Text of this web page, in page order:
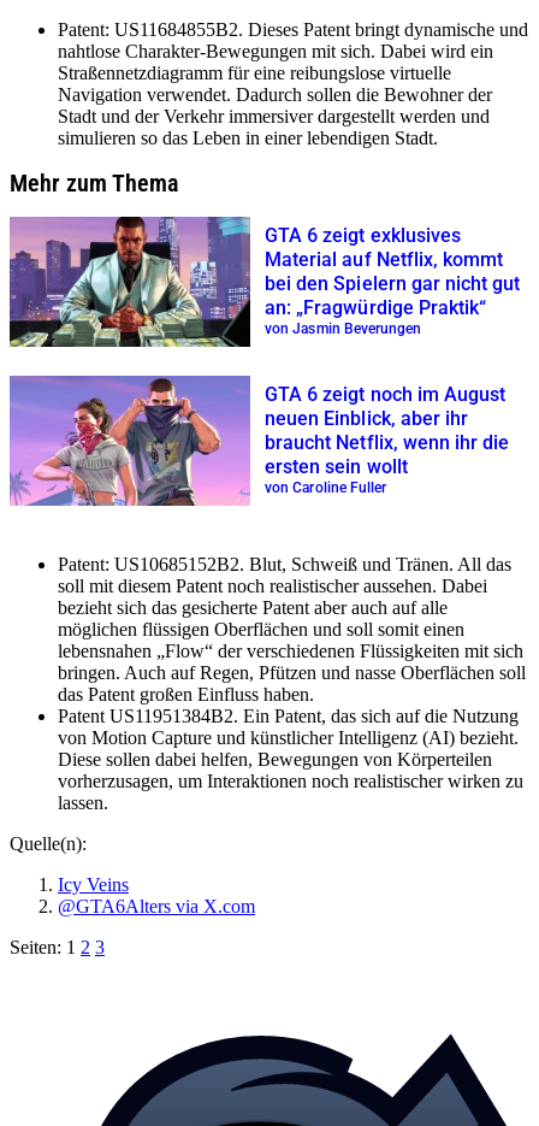
Patent: US11684855B2. Dieses Patent bringt dynamische und
nahtlose Charakter-Bewegungen mit sich. Dabei wird ein
Straßennetzdiagramm für eine reibungslose virtuelle
Navigation verwendet. Dadurch sollen die Bewohner der
Stadt und der Verkehr immersiver dargestellt werden und
simulieren so das Leben in einer lebendigen Stadt.
Mehr zum Thema
GTA 6 zeigt exklusives
Material auf Netflix, kommt
bei den Spielern gar nicht gut
an: „Fragwürdige Praktik“
von Jasmin Beverungen
GTA 6 zeigt noch im August
neuen Einblick, aber ihr
braucht Netflix, wenn ihr die
ersten sein wollt
von Caroline Fuller
Patent: US10685152B2. Blut, Schweiß und Tränen. All das
soll mit diesem Patent noch realistischer aussehen. Dabei
bezieht sich das gesicherte Patent aber auch auf alle
möglichen flüssigen Oberflächen und soll somit einen
lebensnahen „Flow“ der verschiedenen Flüssigkeiten mit sich
bringen. Auch auf Regen, Pfützen und nasse Oberflächen soll
das Patent großen Einfluss haben.
Patent US11951384B2. Ein Patent, das sich auf die Nutzung
von Motion Capture und künstlicher Intelligenz (AI) bezieht.
Diese sollen dabei helfen, Bewegungen von Körperteilen
vorherzusagen, um Interaktionen noch realistischer wirken zu
lassen.
Quelle(n):
Icy Veins
@GTA6Alters via X.com
Seiten: 1 2 3